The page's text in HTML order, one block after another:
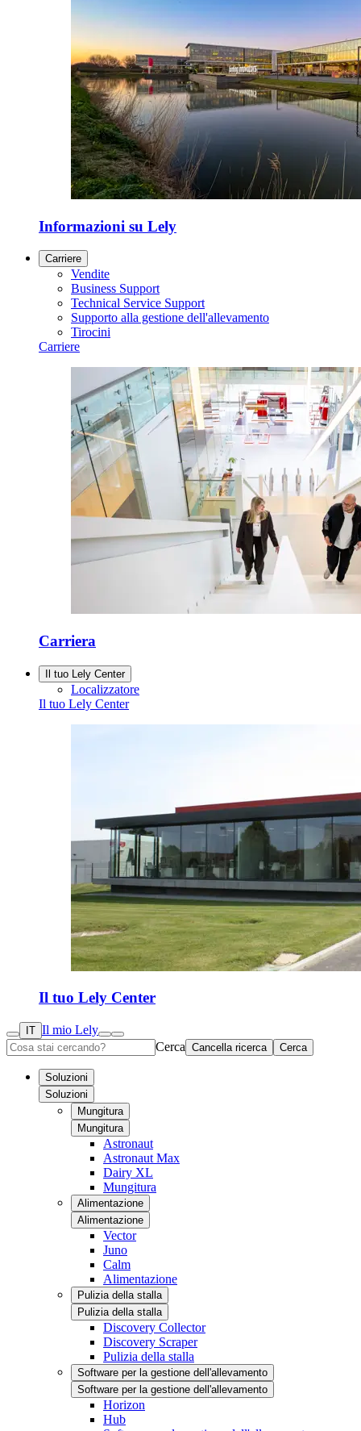
Informazioni su Lely
Carriere
Vendite
Business Support
Technical Service Support
Supporto alla gestione dell'allevamento
Tirocini
Carriere
Carriera
Il tuo Lely Center
Localizzatore
Il tuo Lely Center
Il tuo Lely Center
IT Il mio Lely
Cerca Cancella ricerca Cerca
Soluzioni
Soluzioni
Mungitura
Mungitura
Astronaut
Astronaut Max
Dairy XL
Mungitura
Alimentazione
Alimentazione
Vector
Juno
Calm
Alimentazione
Pulizia della stalla
Pulizia della stalla
Discovery Collector
Discovery Scraper
Pulizia della stalla
Software per la gestione dell'allevamento
Software per la gestione dell'allevamento
Horizon
Hub